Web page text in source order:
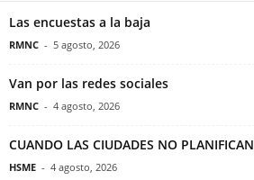
Las encuestas a la baja
RMNC - 5 agosto, 2026
Van por las redes sociales
RMNC - 4 agosto, 2026
CUANDO LAS CIUDADES NO PLANIFICAN
HSME - 4 agosto, 2026